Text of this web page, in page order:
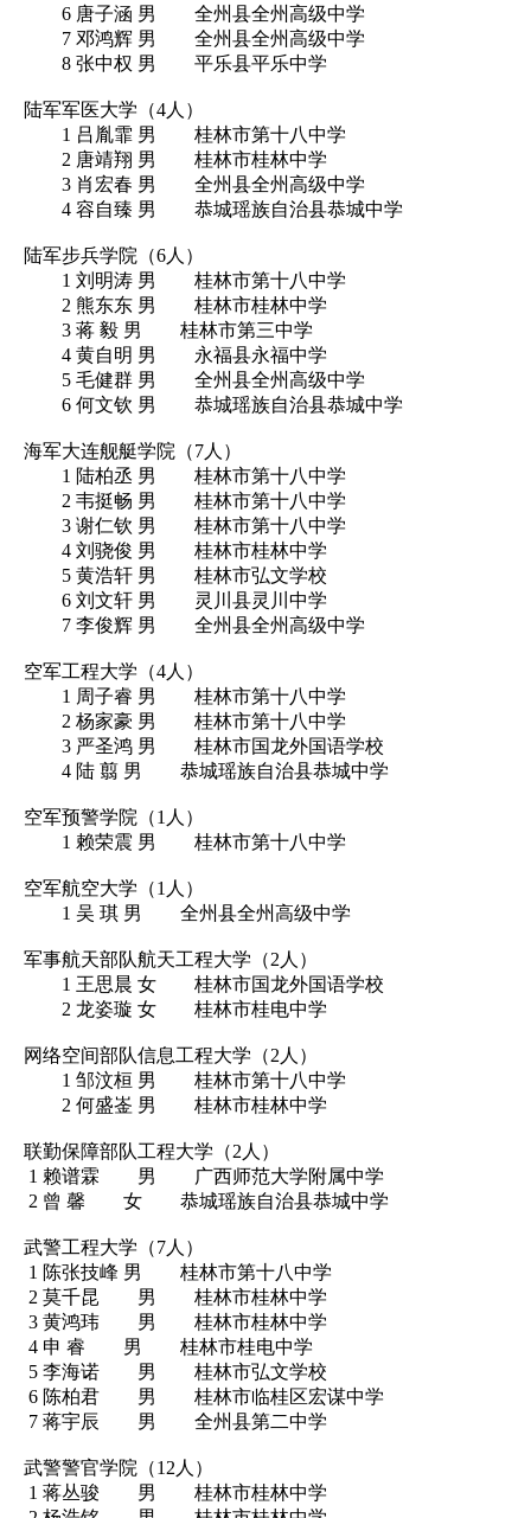
6 唐子涵 男 全州县全州高级中学
7 邓鸿辉 男 全州县全州高级中学
8 张中权 男 平乐县平乐中学
陆军军医大学（4人）
1 吕胤霏 男 桂林市第十八中学
2 唐靖翔 男 桂林市桂林中学
3 肖宏春 男 全州县全州高级中学
4 容自臻 男 恭城瑶族自治县恭城中学
陆军步兵学院（6人）
1 刘明涛 男 桂林市第十八中学
2 熊东东 男 桂林市桂林中学
3 蒋 毅 男 桂林市第三中学
4 黄自明 男 永福县永福中学
5 毛健群 男 全州县全州高级中学
6 何文钦 男 恭城瑶族自治县恭城中学
海军大连舰艇学院（7人）
1 陆柏丞 男 桂林市第十八中学
2 韦挺畅 男 桂林市第十八中学
3 谢仁钦 男 桂林市第十八中学
4 刘骁俊 男 桂林市桂林中学
5 黄浩轩 男 桂林市弘文学校
6 刘文轩 男 灵川县灵川中学
7 李俊辉 男 全州县全州高级中学
空军工程大学（4人）
1 周子睿 男 桂林市第十八中学
2 杨家豪 男 桂林市第十八中学
3 严圣鸿 男 桂林市国龙外国语学校
4 陆 翦 男 恭城瑶族自治县恭城中学
空军预警学院（1人）
1 赖荣震 男 桂林市第十八中学
空军航空大学（1人）
1 吴 琪 男 全州县全州高级中学
军事航天部队航天工程大学（2人）
1 王思晨 女 桂林市国龙外国语学校
2 龙姿璇 女 桂林市桂电中学
网络空间部队信息工程大学（2人）
1 邹汶桓 男 桂林市第十八中学
2 何盛崟 男 桂林市桂林中学
联勤保障部队工程大学（2人）
1 赖谱霖 男 广西师范大学附属中学
2 曾 馨 女 恭城瑶族自治县恭城中学
武警工程大学（7人）
1 陈张技峰 男 桂林市第十八中学
2 莫千昆 男 桂林市桂林中学
3 黄鸿玮 男 桂林市桂林中学
4 申 睿 男 桂林市桂电中学
5 李海诺 男 桂林市弘文学校
6 陈柏君 男 桂林市临桂区宏谋中学
7 蒋宇辰 男 全州县第二中学
武警警官学院（12人）
1 蒋丛骏 男 桂林市桂林中学